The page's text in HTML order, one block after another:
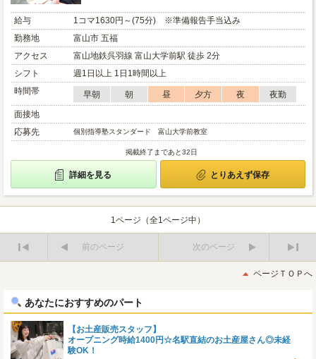
給与
1コマ1630円～(75分) ※準備報告手当込み
勤務地
富山市 五福
アクセス
富山地鉄呉羽線 富山大学前駅 徒歩 2分
シフト
週1日以上 1日1時間以上
時間帯
早朝 朝 昼 夕方 夜
夜勤
面接地
応募先
個別指導塾スタンダード 富山大学前教室
掲載終了まであと32日
詳細を見る とりあえず保存
1ページ（全1ページ中）
前のページ
次のページ
後
ページＴＯＰへ
あなたにおすすめのパート
【お土産販売スタッフ】
オープニング時給1400円☆名駅直結のお土産屋さん◎未経
験OK！